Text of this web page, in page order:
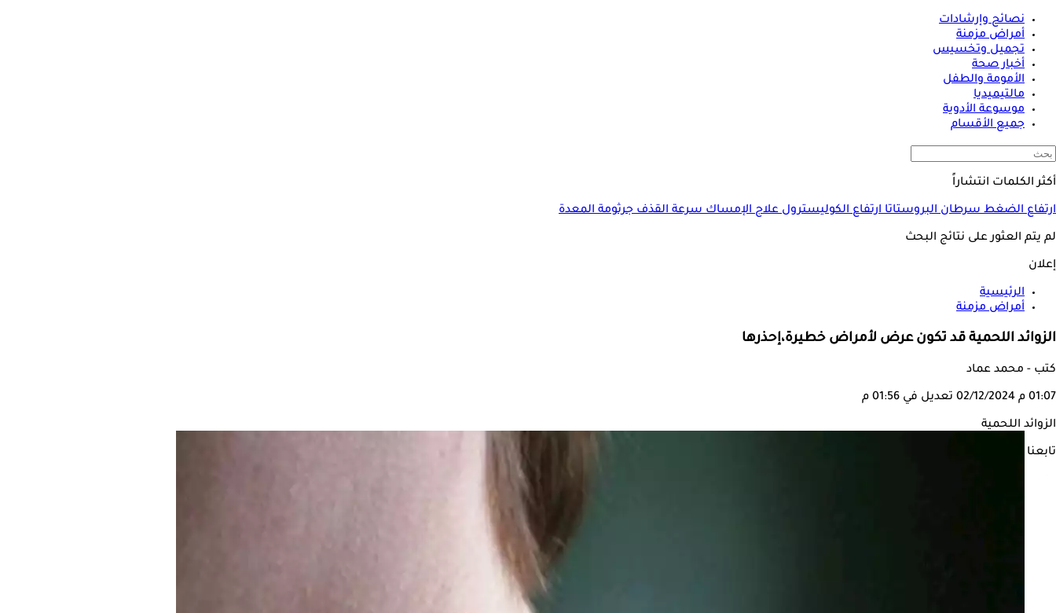
نصائح وإرشادات
أمراض مزمنة
تجميل وتخسيس
أخبار صحة
الأمومة والطفل
مالتيميديا
موسوعة الأدوية
جميع الأقسام
أكثر الكلمات انتشاراً
ارتفاع الضغطسرطان البروستاتاارتفاع الكوليسترولعلاج الإمساكسرعة القذفجرثومة المعدة
لم يتم العثور على نتائج البحث
إعلان
الرئيسية
أمراض مزمنة
الزوائد اللحمية قد تكون عرض لأمراض خطيرة،إحذرها
كتب - محمد عماد
01:07 م 02/12/2024 تعديل في 01:56 م
الزوائد اللحمية
تابعنا على